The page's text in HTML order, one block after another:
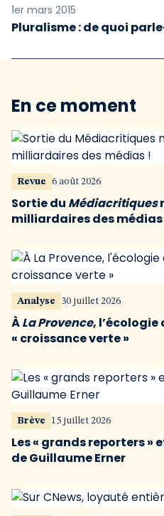
1er mars 2015
Pluralisme : de quoi
En ce moment
Revue 6 août 2026
Sortie du Médiacritiques
milliardaires des médias
Analyse 30 juillet 2026
ÀLa Provence, l’écologie
« croissance verte »
Brève 15 juillet 2026
Les « grands reporters »
de Guillaume Erner